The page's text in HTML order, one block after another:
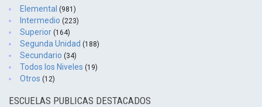
Elemental (981)
Intermedio (223)
Superior (164)
Segunda Unidad (188)
Secundario (34)
Todos los Niveles (19)
Otros (12)
ESCUELAS PUBLICAS DESTACADOS